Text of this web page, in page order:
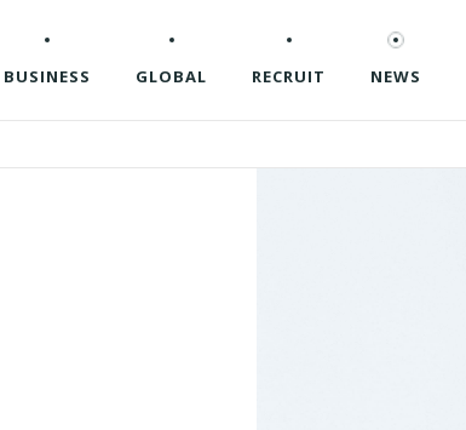
BUSINESS GLOBAL RECRUIT NEWS